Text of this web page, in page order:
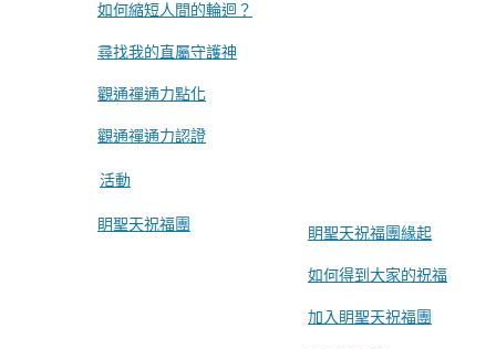
如何縮短人間的輪迴？
尋找我的直屬守護神
觀通禪通力點化
觀通禪通力認證
活動
眀聖天祝福團 眀聖天祝福團緣起
如何得到大家的祝福
加入眀聖天祝福團